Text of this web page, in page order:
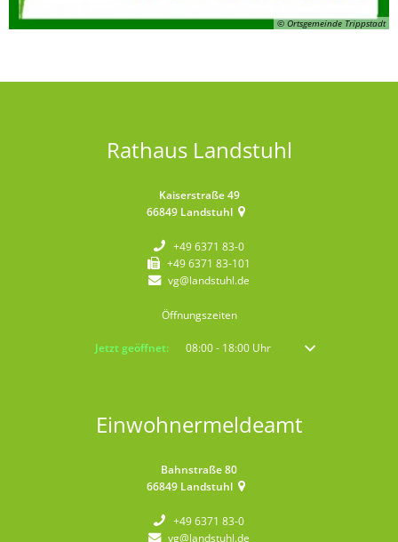
© Ortsgemeinde Trippstadt
Rathaus Landstuhl
Kaiserstraße 49
66849 Landstuhl
+49 6371 83-0
+49 6371 83-101
vg@landstuhl.de
Öffnungszeiten
Klicken, um weitere Öffnungs- oder Schließzeiten auszublenden
Jetzt geöffnet: 08:00- 18:00Uhr Von 08:00 bis 18:00
Einwohnermeldeamt
Bahnstraße 80
66849 Landstuhl
+49 6371 83-0
vg@landstuhl.de